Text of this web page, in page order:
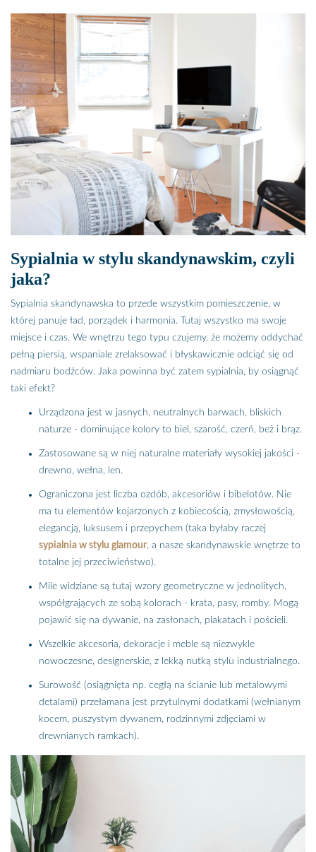
Sypialnia w stylu skandynawskim, czyli
jaka?
Sypialnia skandynawska to przede wszystkim pomieszczenie, w
której panuje ład, porządek i harmonia. Tutaj wszystko ma swoje
miejsce i czas. We wnętrzu tego typu czujemy, że możemy oddychać
pełną piersią, wspaniale zrelaksować i błyskawicznie odciąć się od
nadmiaru bodźców. Jaka powinna być zatem sypialnia, by osiągnąć
taki efekt?
Urządzona jest w jasnych, neutralnych barwach, bliskich
naturze - dominujące kolory to biel, szarość, czerń, beż i brąz.
Zastosowane są w niej naturalne materiały wysokiej jakości -
drewno, wełna, len.
Ograniczona jest liczba ozdób, akcesoriów i bibelotów. Nie
ma tu elementów kojarzonych z kobiecością, zmysłowością,
elegancją, luksusem i przepychem (taka byłaby raczej
sypialnia w stylu glamour, a nasze skandynawskie wnętrze to
totalne jej przeciwieństwo).
Mile widziane są tutaj wzory geometryczne w jednolitych,
współgrających ze sobą kolorach - krata, pasy, romby. Mogą
pojawić się na dywanie, na zasłonach, plakatach i pościeli.
Wszelkie akcesoria, dekoracje i meble są niezwykle
nowoczesne, designerskie, z lekką nutką stylu industrialnego.
Surowość (osiągnięta np. cegłą na ścianie lub metalowymi
detalami) przełamana jest przytulnymi dodatkami (wełnianym
kocem, puszystym dywanem, rodzinnymi zdjęciami w
drewnianych ramkach).